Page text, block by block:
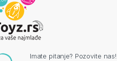
Imate pitanje? Pozovite nas!